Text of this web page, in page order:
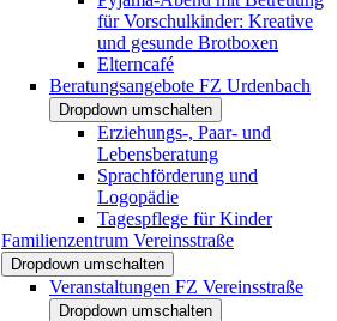
für Vorschulkinder: Kreative
und gesunde Brotboxen
Elterncafé
Beratungsangebote FZ Urdenbach
Dropdown umschalten
Erziehungs-, Paar- und
Lebensberatung
Sprachförderung und
Logopädie
Tagespflege für Kinder
Familienzentrum Vereinsstraße
Dropdown umschalten
Veranstaltungen FZ Vereinsstraße
Dropdown umschalten